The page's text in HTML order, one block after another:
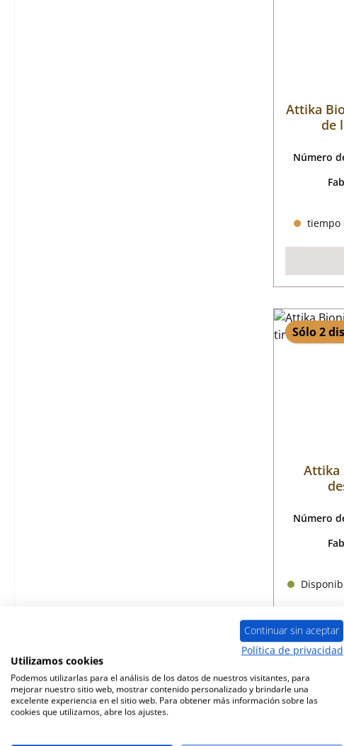
Attika
de
Número
tiempo
Sólo 2
Attika
Número
Continuar sin aceptar
Política de privacidad
Utilizamos cookies
Podemos utilizarlas para el análisis de los datos de nuestros visitantes, para
mejorar nuestro sitio web, mostrar contenido personalizado y brindarle una
excelente experiencia en el sitio web. Para obtener más información sobre las
cookies que utilizamos, abre los ajustes.